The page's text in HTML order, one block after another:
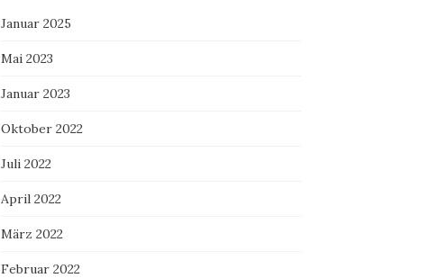
Januar 2025
Mai 2023
Januar 2023
Oktober 2022
Juli 2022
April 2022
März 2022
Februar 2022